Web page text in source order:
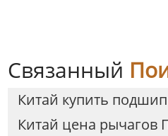
Связанный
Китай купить
Китай цена рычагов